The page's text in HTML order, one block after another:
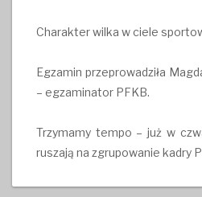
Charakter wilka w ciele
Egzamin przeprowadziła
– egzaminator PFKB.
Trzymamy tempo – już w
ruszają na zgrupowanie kadry